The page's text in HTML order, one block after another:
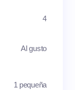
4
Al gusto
1 pequeña